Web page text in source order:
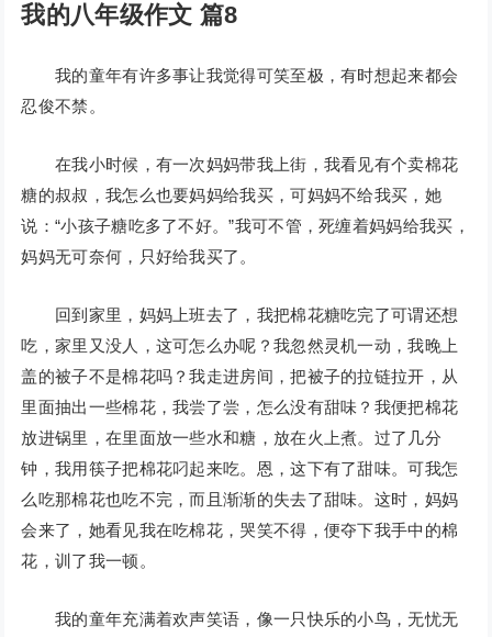
我的八年级作文 篇8
我的童年有许多事让我觉得可笑至极，有时想起来都会
忍俊不禁。
在我小时候，有一次妈妈带我上街，我看见有个卖棉花
糖的叔叔，我怎么也要妈妈给我买，可妈妈不给我买，她
说：“小孩子糖吃多了不好。”我可不管，死缠着妈妈给我买，
妈妈无可奈何，只好给我买了。
回到家里，妈妈上班去了，我把棉花糖吃完了可谓还想
吃，家里又没人，这可怎么办呢？我忽然灵机一动，我晚上
盖的被子不是棉花吗？我走进房间，把被子的拉链拉开，从
里面抽出一些棉花，我尝了尝，怎么没有甜味？我便把棉花
放进锅里，在里面放一些水和糖，放在火上煮。过了几分
钟，我用筷子把棉花叼起来吃。恩，这下有了甜味。可我怎
么吃那棉花也吃不完，而且渐渐的失去了甜味。这时，妈妈
会来了，她看见我在吃棉花，哭笑不得，便夺下我手中的棉
花，训了我一顿。
我的童年充满着欢声笑语，像一只快乐的小鸟，无忧无